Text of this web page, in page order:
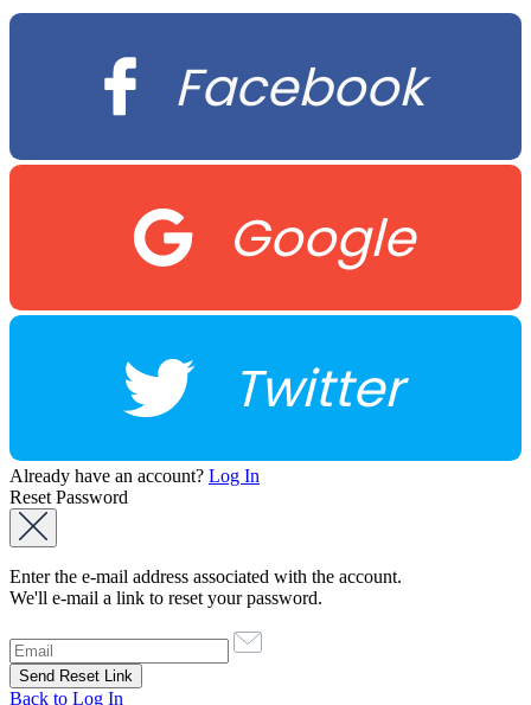
Facebook
Google
Twitter
Already have an account? Log In
Reset Password
Enter the e-mail address associated with the account.
We'll e-mail a link to reset your password.
Back to Log In